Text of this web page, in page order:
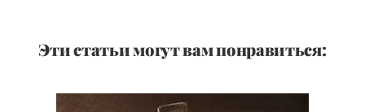
Эти статьи могут вам понравиться: